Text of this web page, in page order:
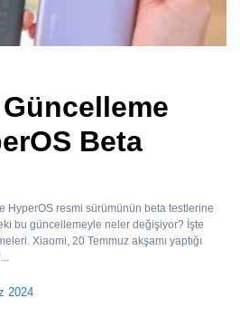
Beta
HyperOS resmi sürümünün beta testlerine
bu güncellemeyle neler değişiyor? İşte
Xiaomi, 20 Temmuz akşamı yaptığı
2024